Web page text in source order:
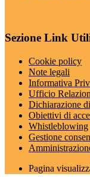
Sezione Link
Cookie policy
Note legali
Informativa
Ufficio
Dichiarazione
Obiettivi di
Whistleblowing
Gestione
Pagina